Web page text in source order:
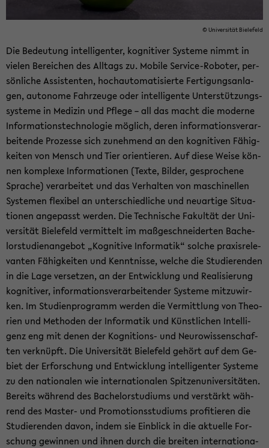
© Uni­ver­si­tät Bie­le­feld
Die Be­deu­tung in­tel­li­gen­ter, ko­gni­ti­ver Sys­te­me nimmt in
vie­len Be­rei­chen des All­tags zu. Mo­bi­le Service-​Roboter, per­
sön­li­che As­sis­ten­ten, hoch­au­to­ma­ti­sier­te Fer­ti­gungs­an­la­
gen, au­to­no­me Fahr­zeu­ge oder in­tel­li­gen­te Un­ter­stüt­zungs­
sys­te­me in Me­di­zin und Pfle­ge – all das macht die mo­der­ne
In­for­ma­ti­ons­tech­no­lo­gie mög­lich, deren in­for­ma­ti­ons­ver­ar­
bei­ten­de Pro­zes­se sich zu­neh­mend an den ko­gni­ti­ven Fä­hig­
kei­ten von Mensch und Tier ori­en­tie­ren. Auf diese Weise kön­
nen kom­ple­xe In­for­ma­tio­nen (Texte, Bil­der, ge­spro­che­ne
Spra­che) ver­ar­bei­tet und das Ver­hal­ten von ma­schi­nel­len
Sys­te­men fle­xi­bel an un­ter­schied­li­che und neu­ar­ti­ge Si­tua­
tio­nen an­ge­passt wer­den. Die Tech­ni­sche Fa­kul­tät der Uni­
ver­si­tät Bie­le­feld ver­mit­telt im maß­ge­schnei­der­ten Ba­che­
lor­stu­di­en­an­ge­bot „Ko­gni­ti­ve In­for­ma­tik“ sol­che pra­xis­re­le­
van­ten Fä­hig­kei­ten und Kennt­nis­se, wel­che die Stu­die­ren­den
in die Lage ver­set­zen, an der Ent­wick­lung und Rea­li­sie­rung
ko­gni­ti­ver, in­for­ma­ti­ons­ver­ar­bei­ten­der Sys­te­me mit­zu­wir­
ken. Im Stu­di­en­pro­gramm wer­den die Ver­mitt­lung von Theo­
rien und Me­tho­den der In­for­ma­tik und Künst­li­chen In­tel­li­
genz eng mit denen der Kognitions-​ und Neu­ro­wis­sen­schaf­
ten ver­knüpft. Die Uni­ver­si­tät Bie­le­feld ge­hört auf dem Ge­
biet der Er­for­schung und Ent­wick­lung in­tel­li­gen­ter Sys­te­me
zu den na­tio­na­len wie in­ter­na­tio­na­len Spit­zen­uni­ver­si­tä­ten.
Be­reits wäh­rend des Ba­che­lor­stu­di­ums und ver­stärkt wäh­
rend des Master-​ und Pro­mo­ti­ons­stu­di­ums pro­fi­tie­ren die
Stu­die­ren­den davon, indem sie Ein­blick in die ak­tu­el­le For­
schung ge­win­nen und ihnen durch die brei­ten in­ter­na­tio­na­